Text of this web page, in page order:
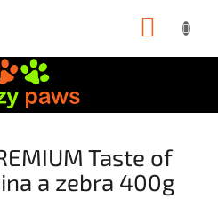
Taste of
a zebra 400g